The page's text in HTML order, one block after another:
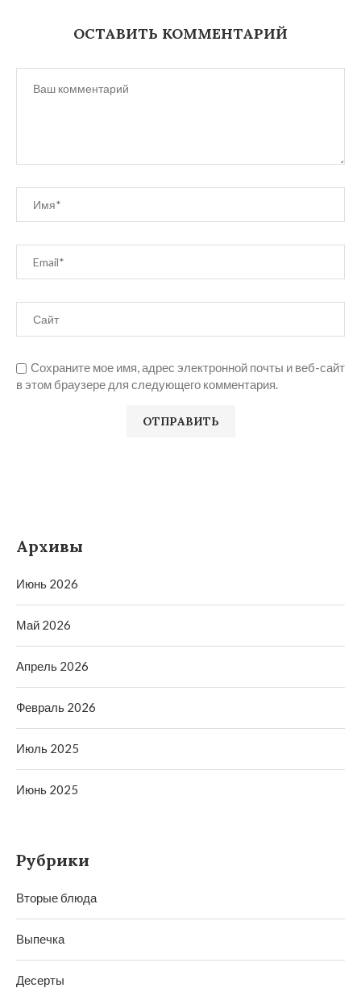
ОСТАВИТЬ КОММЕНТАРИЙ
Сохраните мое имя, адрес электронной почты и веб-сайт
в этом браузере для следующего комментария.
Архивы
Июнь 2026
Май 2026
Апрель 2026
Февраль 2026
Июль 2025
Июнь 2025
Рубрики
Вторые блюда
Выпечка
Десерты